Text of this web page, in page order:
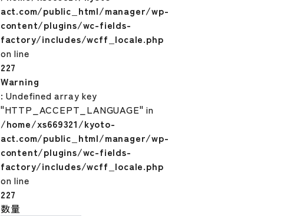
act.com/public_html/manager/wp-
content/plugins/wc-fields-
factory/includes/wcff_locale.php
on line
227
数量
ナ
Warning
: Undefined array key
"HTTP_ACCEPT_LANGUAGE" in
/home/xs669321/kyoto-
act.com/public_html/manager/wp-
content/plugins/wc-fields-
factory/includes/wcff_locale.php
on line
227